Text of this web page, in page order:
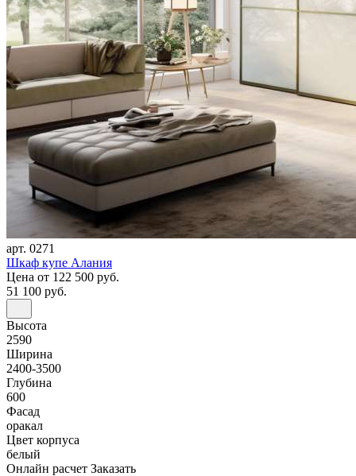
арт. 0271
Шкаф купе Алания
Цена от 122 500 руб.
51 100 руб.
Высота
2590
Ширина
2400-3500
Глубина
600
Фасад
оракал
Цвет корпуса
белый
Онлайн расчет Заказать